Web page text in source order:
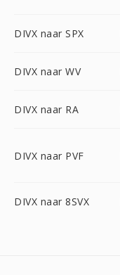
DIVX naar SPX
DIVX naar WV
DIVX naar RA
DIVX naar PVF
DIVX naar 8SVX